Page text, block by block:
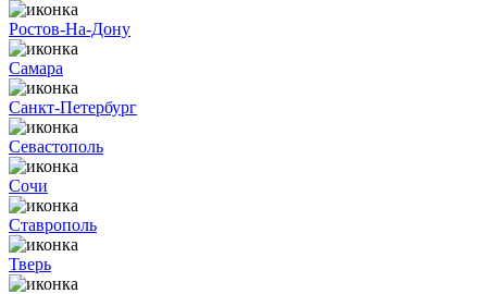
Ростов-На-Дону
Самара
Санкт-Петербург
Севастополь
Сочи
Ставрополь
Тверь